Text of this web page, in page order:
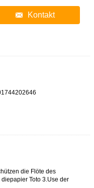
Kontakt
die Flöte des
Toto 3.Use der